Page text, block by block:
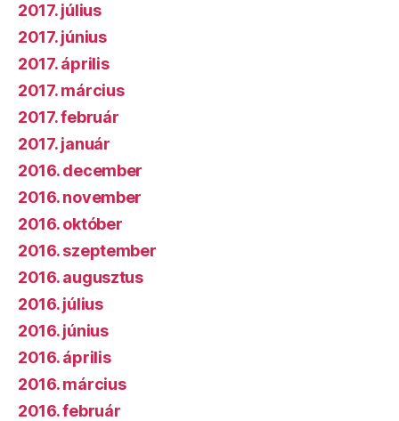
2017. július
2017. június
2017. április
2017. március
2017. február
2017. január
2016. december
2016. november
2016. október
2016. szeptember
2016. augusztus
2016. július
2016. június
2016. április
2016. március
2016. február